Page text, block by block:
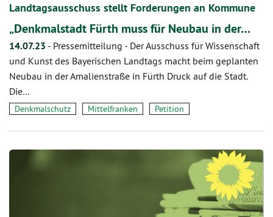
Landtagsausschuss stellt Forderungen an Kommune
„Denkmalstadt Fürth muss für Neubau in der…
14.07.23 - Pressemitteilung - Der Ausschuss für Wissenschaft
und Kunst des Bayerischen Landtags macht beim geplanten
Neubau in der Amalienstraße in Fürth Druck auf die Stadt.
Die…
Denkmalschutz Mittelfranken Petition